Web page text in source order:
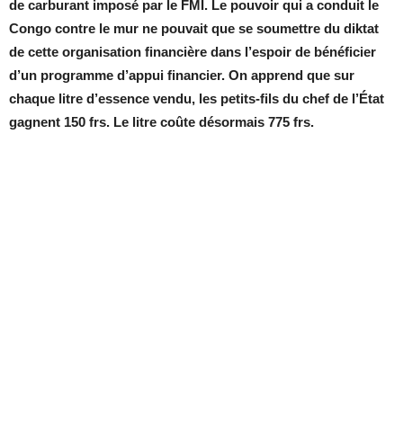
de carburant imposé par le FMI. Le pouvoir qui a conduit le
Congo contre le mur ne pouvait que se soumettre du diktat
de cette organisation financière dans l’espoir de bénéficier
d’un programme d’appui financier. On apprend que sur
chaque litre d’essence vendu, les petits-fils du chef de l’État
gagnent 150 frs. Le litre coûte désormais 775 frs.